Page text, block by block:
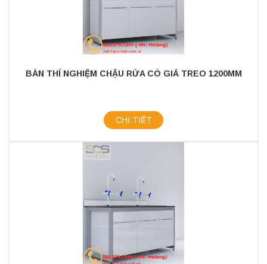
BÀN THÍ NGHIỆM CHẬU RỬA CÓ GIÁ TREO 1200MM
CHI TIẾT